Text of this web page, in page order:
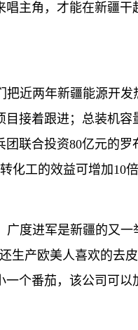
主角，才能在新疆
两年新疆能源开发
目接着跟进；总装机
团联合投资80亿元的
化工的效益可增加10
度进军是新疆的又一
生产欧美人喜欢的去
个番茄，该公司可